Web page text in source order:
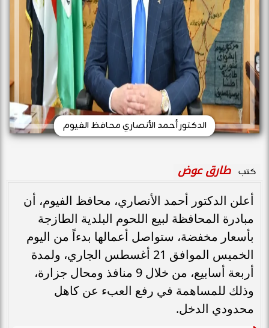
الدكتور أحمد الأنصاري محافظ الفيوم
كتب طارق عوض
أعلن الدكتور أحمد الأنصاري، محافظ الفيوم، أن
مبادرة المحافظة لبيع اللحوم البلدية الطازجة
بأسعار مخفضة، ستواصل أعمالها بدءاً من اليوم
الخميس الموافق 21 أغسطس الجاري، ولمدة
أربعة أسابيع، من خلال 9 منافذ ومحال جزارة،
وذلك للمساهمة في رفع العبء عن كاهل
محدودي الدخل.